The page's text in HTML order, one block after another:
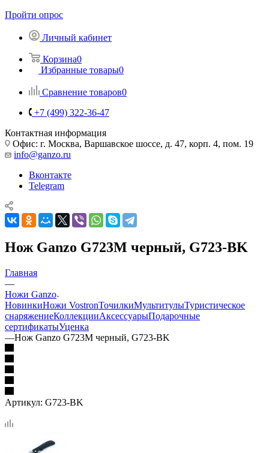
Пройти опрос
Личный кабинет
Корзина0
Избранные товары0
Сравнение товаров0
+7 (499) 322-36-47
Контактная информация
Офис: г. Москва, Варшавское шоссе, д. 47, корп. 4, пом. 19
info@ganzo.ru
Вконтакте
Telegram
Нож Ganzo G723M черный, G723-BK
Главная
—
Ножи Ganzo
НовинкиНожи VostronТочилкиМультитулыТуристическое
снаряжениеКоллекцииАксессуарыПодарочные
сертификатыУценка
—Нож Ganzo G723M черный, G723-BK
Артикул: G723-BK